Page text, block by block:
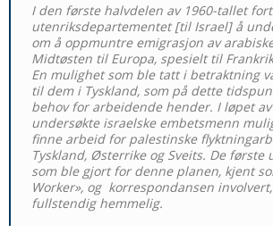
I den første halvdelen av 1960-tallet
utenriksdepartementet [til Israel] å
om å oppmuntre emigrasjon av
Midtøsten til Europa, spesielt til
En mulighet som ble tatt i betraktning
til dem i Tyskland, som på dette
behov for arbeidende hender. I løpet av
undersøkte israelske embetsmenn
finne arbeid for palestinske
Tyskland, Østerrike og Sveits. De første
som ble gjort for denne planen, kjent
Worker», og korrespondansen
fullstendig hemmelig.